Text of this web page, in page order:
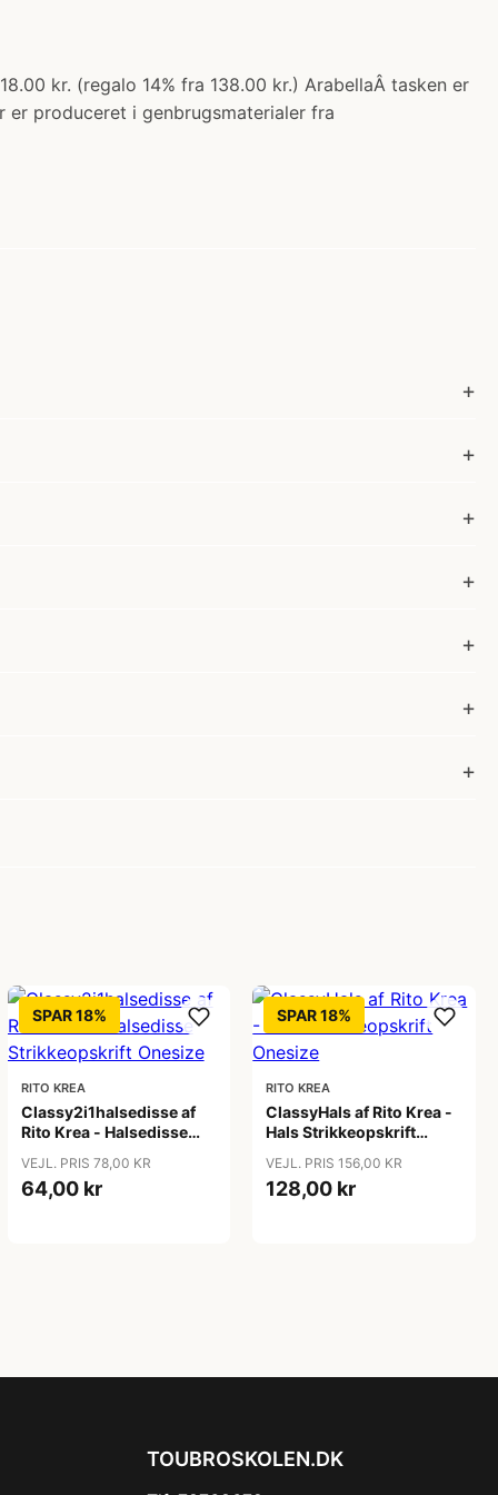
kr. (regalo 14% fra 138.00 kr.) ArabellaÂ tasken er
produceret i genbrugsmaterialer fra
SPAR 18%
RITO KREA
Classy2i1halsedisse af
Rito Krea - Halsedisse
VEJL. PRIS 78,00 KR
64,00 kr
SPAR 18%
RITO KREA
ClassyHals af Rito Krea -
Hals Strikkeopskrift
VEJL. PRIS 156,00 KR
128,00 kr
TOUBROSKOLEN.DK